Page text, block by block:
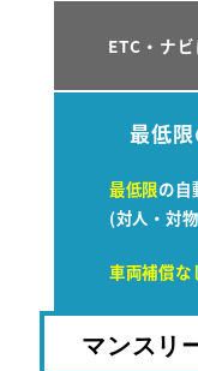
ETC・ナ
最低
最低限の自
(対人・対
車両補償な
マンスリ